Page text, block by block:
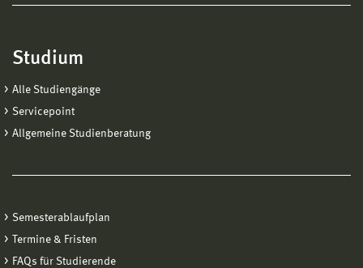
Studium
Alle Studiengänge
Servicepoint
Allgemeine Studienberatung
Semesterablaufplan
Termine & Fristen
FAQs für Studierende